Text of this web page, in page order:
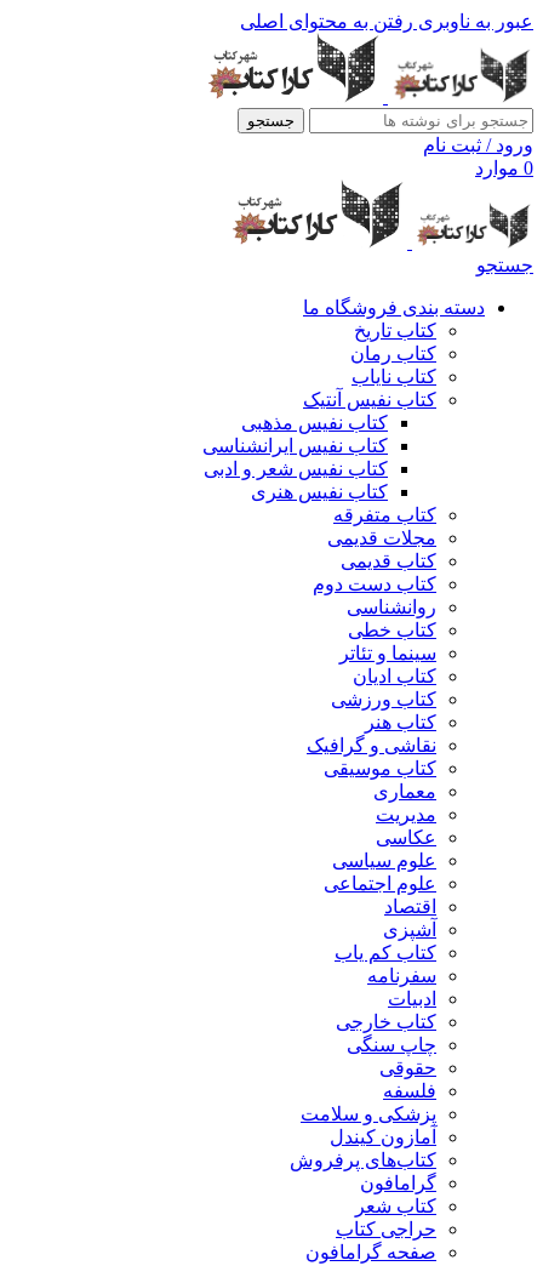
عبور به ناوبری رفتن به محتوای اصلی
جستجو
ورود / ثبت نام
0 موارد
جستجو
دسته بندی فروشگاه ما
کتاب تاریخ
کتاب رمان
کتاب نایاب
کتاب نفیس آنتیک
کتاب نفیس مذهبی
کتاب نفیس ایرانشناسی
کتاب نفیس شعر و ادبی
کتاب نفیس هنری
کتاب متفرقه
مجلات قدیمی
کتاب قدیمی
کتاب دست دوم
روانشناسی
کتاب خطی
سینما و تئاتر
کتاب ادیان
کتاب ورزشی
کتاب هنر
نقاشی و گرافیک
کتاب موسیقی
معماری
مدیریت
عکاسی
علوم سیاسی
علوم اجتماعی
اقتصاد
آشپزی
کتاب کم یاب
سفرنامه
ادبیات
کتاب خارجی
چاپ سنگی
حقوقی
فلسفه
پزشکی و سلامت
آمازون کیندل
کتاب‌های پرفروش
گرامافون
کتاب شعر
حراجی کتاب
صفحه گرامافون